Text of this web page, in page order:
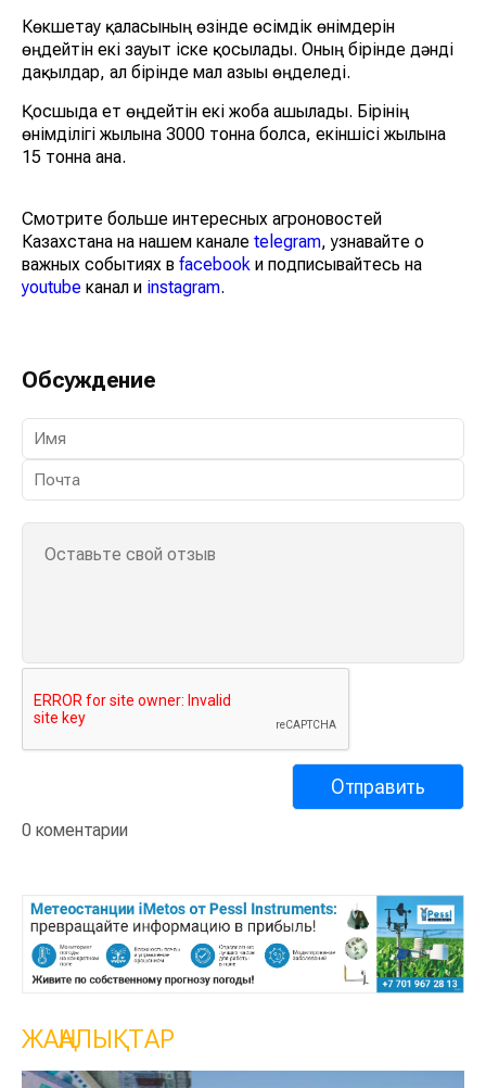
Көкшетау қаласының өзінде өсімдік өнімдерін
өңдейтін екі зауыт іске қосылады. Оның бірінде дәнді
дақылдар, ал бірінде мал азығы өңделеді.
Қосшыда ет өңдейтін екі жоба ашылады. Бірінің
өнімділігі жылына 3000 тонна болса, екіншісі жылына
15 тонна ғана.
Смотрите больше интересных агроновостей
Казахстана на нашем канале telegram, узнавайте о
важных событиях в facebook и подписывайтесь на
youtube канал и instagram.
Обсуждение
0 коментарии
ЖАҢАЛЫҚТАР